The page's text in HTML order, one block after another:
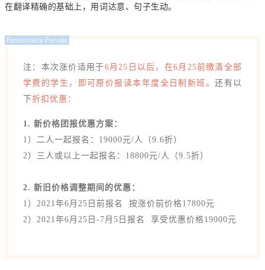
在翻译精确的基础上，用词达意、句子生动。
Perseverance Prevails
注：本次涨价适用于6月25日以后，在6月25前缴清全部
学费的学生，即可原价报读本年度全日制新班。还有以
下折扣优惠：
1. 新价格团报优惠方案：
1）二人一起报名：19000元/人（9.6折）
2）三人或以上一起报名：18800元/人（9.5折）
2. 新旧价格调整期间的优惠：
1）2021年6月25日前报名 按涨价前价格17800元
2）2021年6月25日-7月5日报名 享受优惠价格19000元